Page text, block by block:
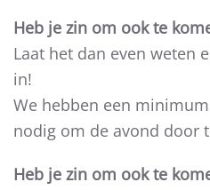
Heb je zin om ook te
Laat het dan even weten
in!
We hebben een
nodig om de avond door
Heb je zin om ook te